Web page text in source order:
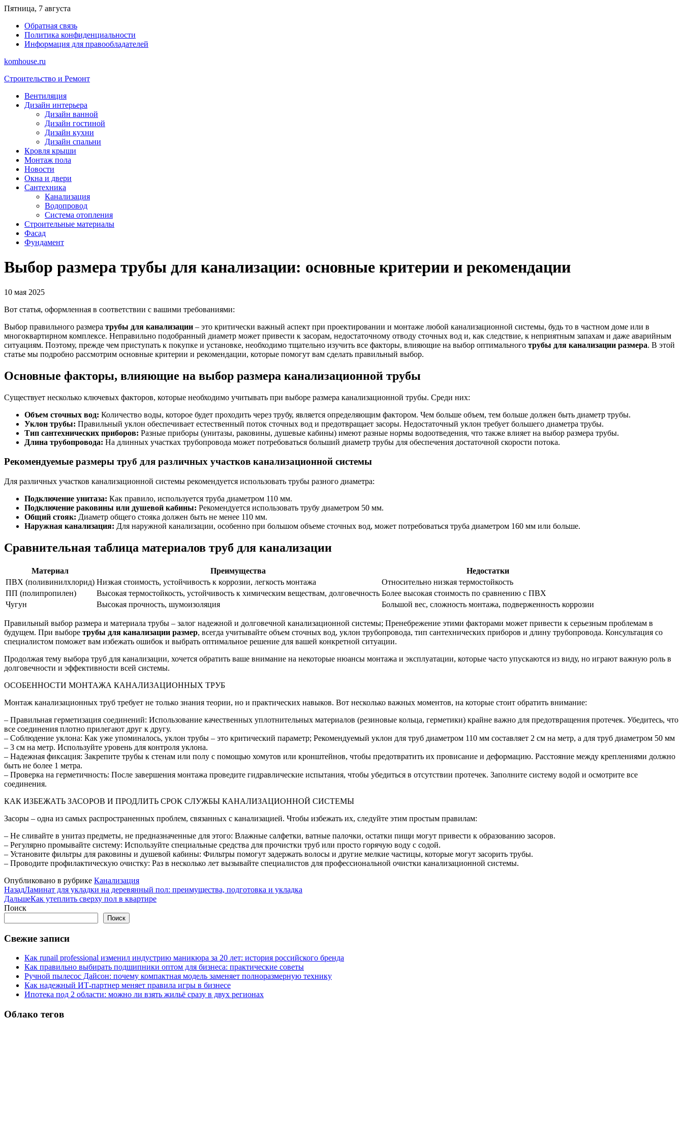
Перейти
содержимому
Пятница, 7 августа
Обратная связь
Политика конфиденциальности
Информация для правообладателей
komhouse.ru
Строительство и Ремонт
Вентиляция
Дизайн интерьера
Дизайн ванной
Дизайн гостиной
Дизайн кухни
Дизайн спальни
Кровля крыши
Монтаж пола
Новости
Окна и двери
Сантехника
Канализация
Водопровод
Система отопления
Строительные материалы
Фасад
Фундамент
Выбор размера трубы для канализации: основные критерии и рекомендации
10 мая 2025
Вот статья, оформленная в соответствии с вашими требованиями:
Выбор правильного размера трубы для канализации – это критически важный аспект при проектировании и монтаже любой канализационной системы, будь то в частном доме или в
многоквартирном комплексе. Неправильно подобранный диаметр может привести к засорам, недостаточному отводу сточных вод и, как следствие, к неприятным запахам и даже аварийным
ситуациям. Поэтому, прежде чем приступать к покупке и установке, необходимо тщательно изучить все факторы, влияющие на выбор оптимального трубы для канализации размера. В этой
статье мы подробно рассмотрим основные критерии и рекомендации, которые помогут вам сделать правильный выбор.
Основные факторы, влияющие на выбор размера канализационной трубы
Существует несколько ключевых факторов, которые необходимо учитывать при выборе размера канализационной трубы. Среди них:
Объем сточных вод: Количество воды, которое будет проходить через трубу, является определяющим фактором. Чем больше объем, тем больше должен быть диаметр трубы.
Уклон трубы: Правильный уклон обеспечивает естественный поток сточных вод и предотвращает засоры. Недостаточный уклон требует большего диаметра трубы.
Тип сантехнических приборов: Разные приборы (унитазы, раковины, душевые кабины) имеют разные нормы водоотведения, что также влияет на выбор размера трубы.
Длина трубопровода: На длинных участках трубопровода может потребоваться больший диаметр трубы для обеспечения достаточной скорости потока.
Рекомендуемые размеры труб для различных участков канализационной системы
Для различных участков канализационной системы рекомендуется использовать трубы разного диаметра:
Подключение унитаза: Как правило, используется труба диаметром 110 мм.
Подключение раковины или душевой кабины: Рекомендуется использовать трубу диаметром 50 мм.
Общий стояк: Диаметр общего стояка должен быть не менее 110 мм.
Наружная канализация: Для наружной канализации, особенно при большом объеме сточных вод, может потребоваться труба диаметром 160 мм или больше.
Сравнительная таблица материалов труб для канализации
Материал Преимущества
Недостатки
ПВХ (поливинилхлорид) Низкая стоимость, устойчивость к коррозии, легкость монтажа
Относительно низкая термостойкость
ПП (полипропилен)
Высокая термостойкость, устойчивость к химическим веществам, долговечность Более высокая стоимость по сравнению с ПВХ
Чугун
Высокая прочность, шумоизоляция Большой вес, сложность монтажа, подверженность коррозии
Правильный выбор размера и материала трубы – залог надежной и долговечной канализационной системы; Пренебрежение этими факторами может привести к серьезным проблемам в
будущем. При выборе трубы для канализации размер, всегда учитывайте объем сточных вод, уклон трубопровода, тип сантехнических приборов и длину трубопровода. Консультация со
специалистом поможет вам избежать ошибок и выбрать оптимальное решение для вашей конкретной ситуации.
Продолжая тему выбора труб для канализации, хочется обратить ваше внимание на некоторые нюансы монтажа и эксплуатации, которые часто упускаются из виду, но играют важную роль в
долговечности и эффективности всей системы.
ОСОБЕННОСТИ МОНТАЖА КАНАЛИЗАЦИОННЫХ ТРУБ
Монтаж канализационных труб требует не только знания теории, но и практических навыков. Вот несколько важных моментов, на которые стоит обратить внимание:
– Правильная герметизация соединений: Использование качественных уплотнительных материалов (резиновые кольца, герметики) крайне важно для предотвращения протечек. Убедитесь, что
все соединения плотно прилегают друг к другу.
– Соблюдение уклона: Как уже упоминалось, уклон трубы – это критический параметр; Рекомендуемый уклон для труб диаметром 110 мм составляет 2 см на метр, а для труб диаметром 50 мм
– 3 см на метр. Используйте уровень для контроля уклона.
– Надежная фиксация: Закрепите трубы к стенам или полу с помощью хомутов или кронштейнов, чтобы предотвратить их провисание и деформацию. Расстояние между креплениями должно
быть не более 1 метра.
– Проверка на герметичность: После завершения монтажа проведите гидравлические испытания, чтобы убедиться в отсутствии протечек. Заполните систему водой и осмотрите все
соединения.
КАК ИЗБЕЖАТЬ ЗАСОРОВ И ПРОДЛИТЬ СРОК СЛУЖБЫ КАНАЛИЗАЦИОННОЙ СИСТЕМЫ
Засоры – одна из самых распространенных проблем, связанных с канализацией. Чтобы избежать их, следуйте этим простым правилам:
– Не сливайте в унитаз предметы, не предназначенные для этого: Влажные салфетки, ватные палочки, остатки пищи могут привести к образованию засоров.
– Регулярно промывайте систему: Используйте специальные средства для прочистки труб или просто горячую воду с содой.
– Установите фильтры для раковины и душевой кабины: Фильтры помогут задержать волосы и другие мелкие частицы, которые могут засорить трубы.
– Проводите профилактическую очистку: Раз в несколько лет вызывайте специалистов для профессиональной очистки канализационной системы.
Опубликовано в рубрике Канализация
НазадЛаминат для укладки на деревянный пол: преимущества, подготовка и укладка
ДальшеКак утеплить сверху пол в квартире
Поиск
Поиск
Свежие записи
Как runail professional изменил индустрию маникюра за 20 лет: история российского бренда
Как правильно выбирать подшипники оптом для бизнеса: практические советы
Ручной пылесос Дайсон: почему компактная модель заменяет полноразмерную технику
Как надежный ИТ-партнер меняет правила игры в бизнесе
Ипотека под 2 области: можно ли взять жильё сразу в двух регионах
Облако тегов